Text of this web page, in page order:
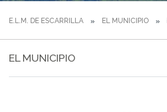
E.L.M. DE ESCARRILLA EL MUNICIPIO
EL MUNICIPIO